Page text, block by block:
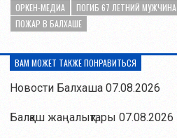
ОРКЕН-МЕДИА
ПОГИБ 67 ЛЕТНИЙ МУЖЧИНА
ПОЖАР В БАЛХАШЕ
ВАМ МОЖЕТ ТАКЖЕ ПОНРАВИТЬСЯ
Новости Балхаша 07.08.2026
Балқаш жаңалықтары 07.08.2026